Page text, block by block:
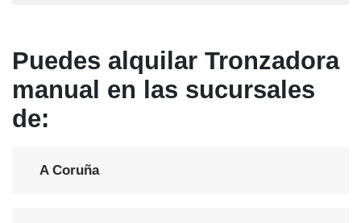
Puedes alquilar Tronzadora
manual en las sucursales
de:
A Coruña